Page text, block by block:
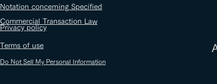
​Notation concerning Specified
Commercial Transaction Law
​Privacy policy
​Terms of use
Do Not Sell My Personal Information